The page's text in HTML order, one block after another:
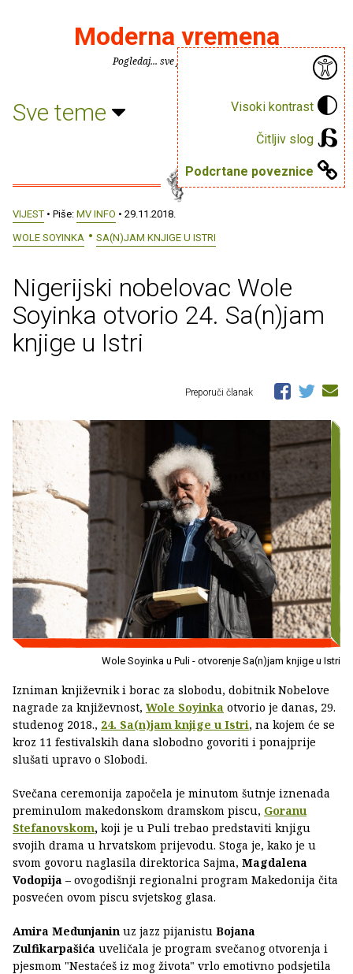
Visoki kontrast
Čitljiv slog
Podcrtane poveznice
Moderna vremena
Pogledaj... sve je puno knjiga.
Sve teme
VIJEST • Piše: MV INFO • 29.11.2018.
WOLE SOYINKA
SA(N)JAM KNJIGE U ISTRI
Nigerijski nobelovac Wole
Soyinka otvorio 24. Sa(n)jam
knjige u Istri
Preporuči članak
Wole Soyinka u Puli - otvorenje Sa(n)jam knjige u Istri
Izniman književnik i borac za slobodu, dobitnik Nobelove
nagrade za književnost, Wole Soyinka otvorio je danas, 29.
studenog 2018., 24. Sa(n)jam knjige u Istri, na kojem će se
kroz 11 festivalskih dana slobodno govoriti i ponajprije
slušati upravo o Slobodi.
Svečana ceremonija započela je minutom šutnje iznenada
preminulom makedonskom dramskom piscu, Goranu
Stefanovskom, koji je u Puli trebao predstaviti knjigu
svojih drama u hrvatskom prijevodu. Stoga je, kako je u
svom govoru naglasila direktorica Sajma, Magdalena
Vodopija – ovogodišnji regionalni program Makedonija čita
posvećen ovom piscu svjetskog glasa.
Amira Medunjanin uz jazz pijanistu Bojana
Zulfikarpašića uveličala je program svečanog otvorenja i
pjesmom "Nestaćeš iz mog života" vrlo emotivno podsjetila